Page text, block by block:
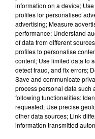
Publié : 22 juin 2016 à
Nouvelle saisie de
d’herbe de cannabis
information on a device;
profiles for personalised
advertising; Measure
performance; Understand
of data from different
profiles to personalise
content; Use limited data to
detect fraud, and fix errors;
Save and communicate
process personal data such
following functionalities:
requested; Use precise
other data sources; Link
information transmitted